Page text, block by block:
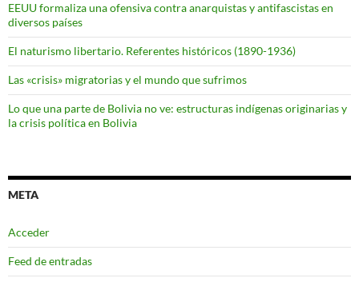
EEUU formaliza una ofensiva contra anarquistas y antifascistas en
diversos países
El naturismo libertario. Referentes históricos (1890-1936)
Las «crisis» migratorias y el mundo que sufrimos
Lo que una parte de Bolivia no ve: estructuras indígenas originarias y
la crisis política en Bolivia
META
Acceder
Feed de entradas